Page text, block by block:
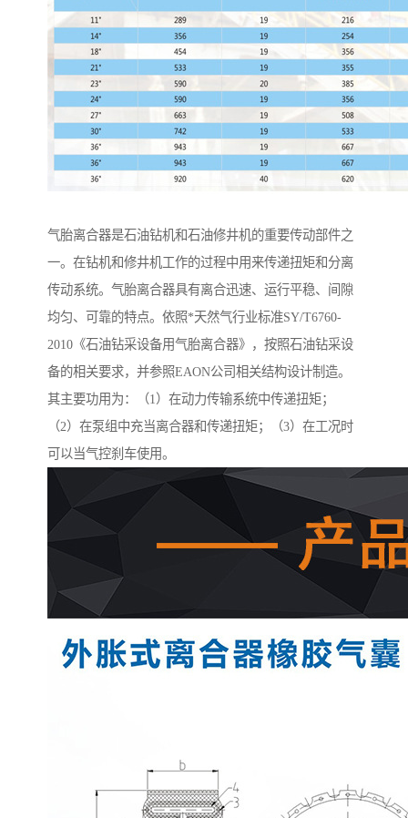
气胎离合器是石油钻机和石油修井机的重要传动部件之
一。在钻机和修井机工作的过程中用来传递扭矩和分离
传动系统。气胎离合器具有离合迅速、运行平稳、间隙
均匀、可靠的特点。依照*天然气行业标准SY/T6760-
2010《石油钻采设备用气胎离合器》，按照石油钻采设
备的相关要求，并参照EAON公司相关结构设计制造。
其主要功用为：（1）在动力传输系统中传递扭矩；
（2）在泵组中充当离合器和传递扭矩；（3）在工况时
可以当气控刹车使用。